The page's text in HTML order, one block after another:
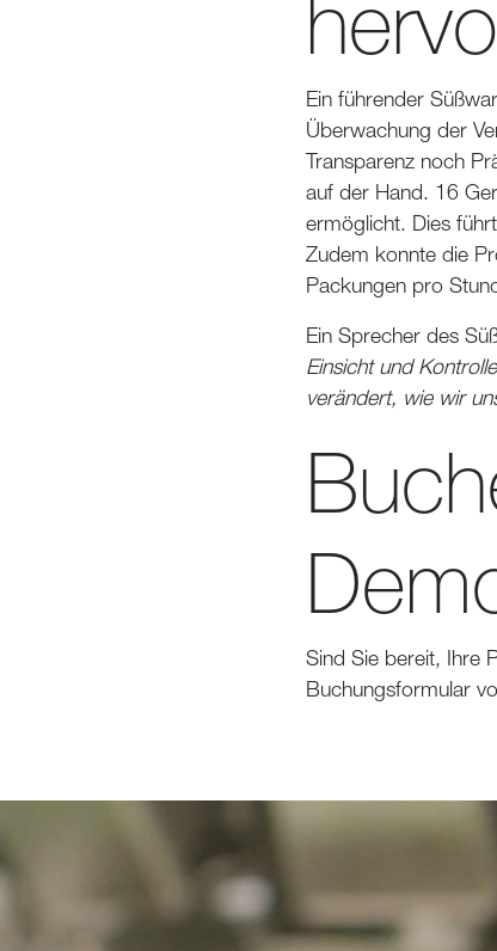
Ein führender
Überwachung der
Transparenz noch
auf der Hand. 16
ermöglicht. Dies
Zudem konnte die
Packungen pro
Ein Sprecher des
Einsicht und
verändert, wie wir
Sind Sie bereit, Ihre
Buchungsformular